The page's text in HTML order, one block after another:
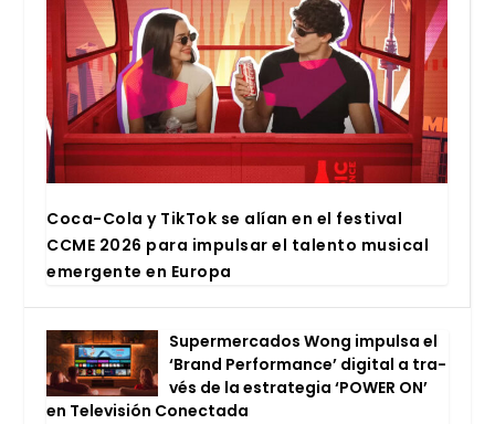
Coca-Cola y Tik­Tok se alían en el fes­ti­val
CCME 2026 para impul­sar el talen­to musi­cal
emer­gen­te en Euro­pa
Super­mer­ca­dos Wong impul­sa el
‘Brand Per­for­man­ce’ digi­tal a tra­
vés de la estra­te­gia ‘POWER ON’
en Tele­vi­sión Conec­ta­da